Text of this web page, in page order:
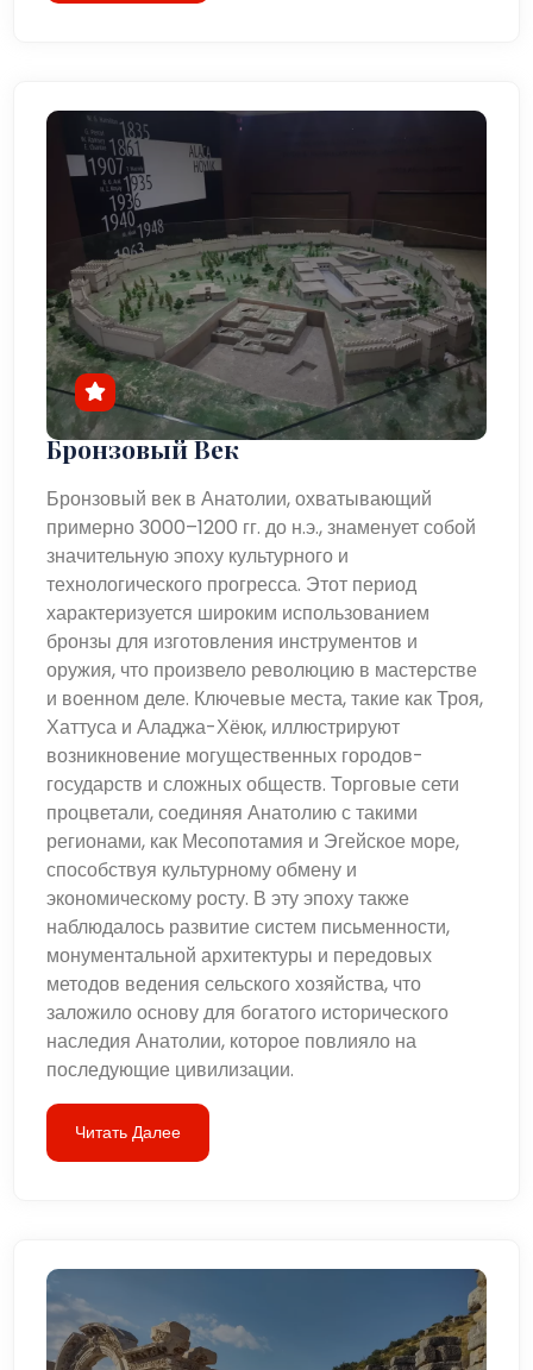
Бронзовый Век
Бронзовый век в Анатолии, охватывающий
примерно 3000–1200 гг. до н.э., знаменует собой
значительную эпоху культурного и
технологического прогресса. Этот период
характеризуется широким использованием
бронзы для изготовления инструментов и
оружия, что произвело революцию в мастерстве
и военном деле. Ключевые места, такие как Троя,
Хаттуса и Аладжа-Хёюк, иллюстрируют
возникновение могущественных городов-
государств и сложных обществ. Торговые сети
процветали, соединяя Анатолию с такими
регионами, как Месопотамия и Эгейское море,
способствуя культурному обмену и
экономическому росту. В эту эпоху также
наблюдалось развитие систем письменности,
монументальной архитектуры и передовых
методов ведения сельского хозяйства, что
заложило основу для богатого исторического
наследия Анатолии, которое повлияло на
последующие цивилизации.
Читать Далее